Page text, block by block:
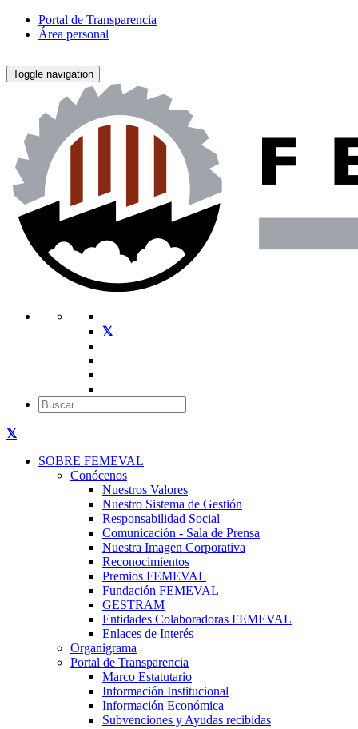
Portal de Transparencia
Área personal
Toggle navigation
SOBRE FEMEVAL
Conócenos
Nuestros Valores
Nuestro Sistema de Gestión
Responsabilidad Social
Comunicación - Sala de Prensa
Nuestra Imagen Corporativa
Reconocimientos
Premios FEMEVAL
Fundación FEMEVAL
GESTRAM
Entidades Colaboradoras FEMEVAL
Enlaces de Interés
Organigrama
Portal de Transparencia
Marco Estatutario
Información Institucional
Información Económica
Subvenciones y Ayudas recibidas